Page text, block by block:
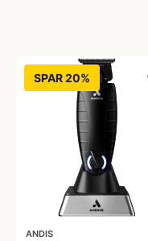
SPAR 20%
ANDIS